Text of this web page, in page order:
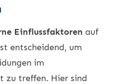
Einflussfaktoren auf
entscheidend, um
im
zu treffen. Hier sind